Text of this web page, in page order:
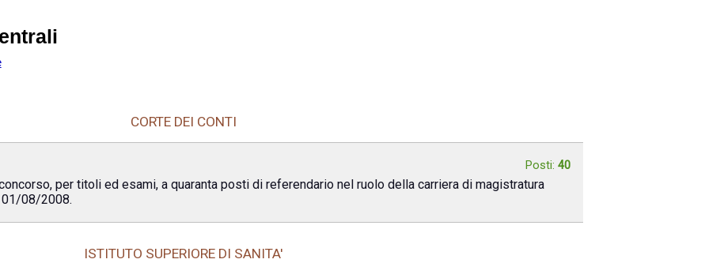
CORTE DEI CONTI
Posti: 40
per titoli ed esami, a quaranta posti di referendario nel ruolo della carriera di magistratura
01/08/2008.
ISTITUTO SUPERIORE DI SANITA'